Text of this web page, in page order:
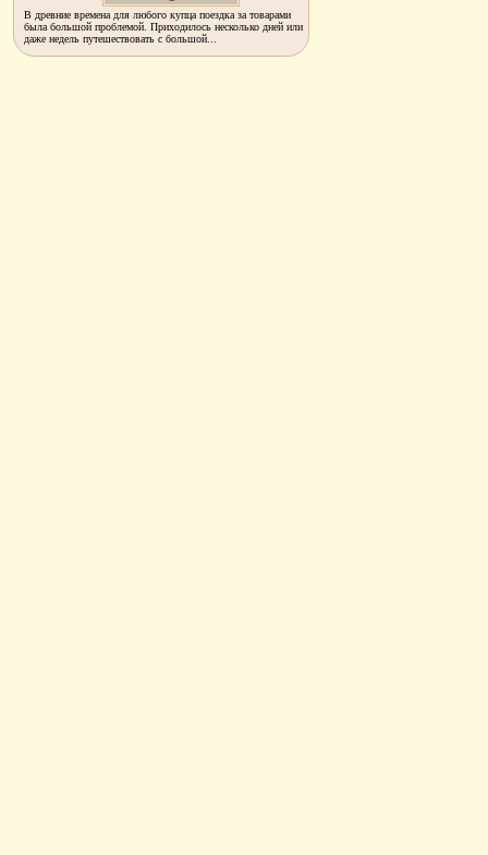
В древние времена для любого купца поездка за товарами
была большой проблемой. Приходилось несколько дней или
даже недель путешествовать с большой...